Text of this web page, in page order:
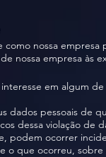
como nossa
nossa empresa às
em algum
dados pessoais de
dessa violação de
podem ocorrer
o que ocorreu,